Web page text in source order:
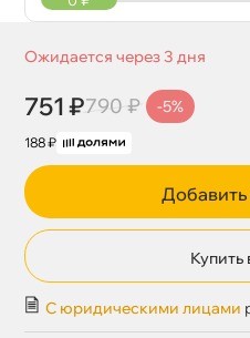
Ожидается через 3 дня
751 ₽790 ₽ -5%
188 ₽
Добавить
Купить
С юридическими лицами